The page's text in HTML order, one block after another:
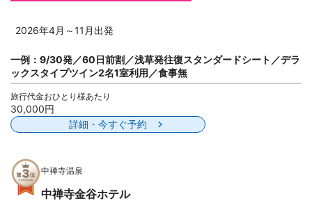
2026年4月～11月出発
一例：9/30発／60日前割／浅草発往復スタンダードシート／デラ
ックスタイプツイン2名1室利用／食事無
旅行代金おひとり様あたり
30,000円
詳細・今すぐ予約
中禅寺温泉
中禅寺金谷ホテル